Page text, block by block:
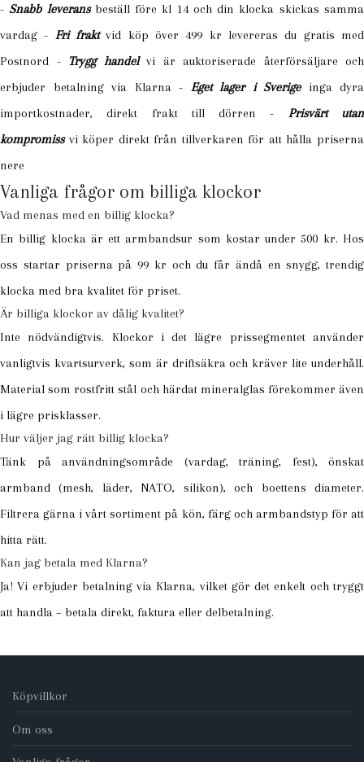
-Snabb leveransbeställ före kl 14 och din klocka skickas samma
vardag - Fri fraktvid köp över 499 kr levereras du gratis med
Postnord - Trygg handelvi är auktoriserade återförsäljare och
erbjuder betalning via Klarna - Eget lager i Sverigeinga dyra
importkostnader, direkt frakt till dörren - Prisvärt utan
kompromissvi köper direkt från tillverkaren för att hålla priserna
nere
Vanliga frågor om billiga klockor
Vad menas med en billig klocka?
En billig klocka är ett armbandsur som kostar under 500 kr. Hos
oss startar priserna på 99 kr och du får ändå en snygg, trendig
klocka med bra kvalitet för priset.
Är billiga klockor av dålig kvalitet?
Inte nödvändigtvis. Klockor i det lägre prissegmentet använder
vanligtvis kvartsurverk, som är driftsäkra och kräver lite underhåll.
Material som rostfritt stål och härdat mineralglas förekommer även
i lägre prisklasser.
Hur väljer jag rätt billig klocka?
Tänk på användningsområde (vardag, träning, fest), önskat
armband (mesh, läder, NATO, silikon), och boettens diameter.
Filtrera gärna i vårt sortiment på kön, färg och armbandstyp för att
hitta rätt.
Kan jag betala med Klarna?
Ja! Vi erbjuder betalning via Klarna, vilket gör det enkelt och tryggt
att handla – betala direkt, faktura eller delbetalning.
Köpvillkor
Om oss